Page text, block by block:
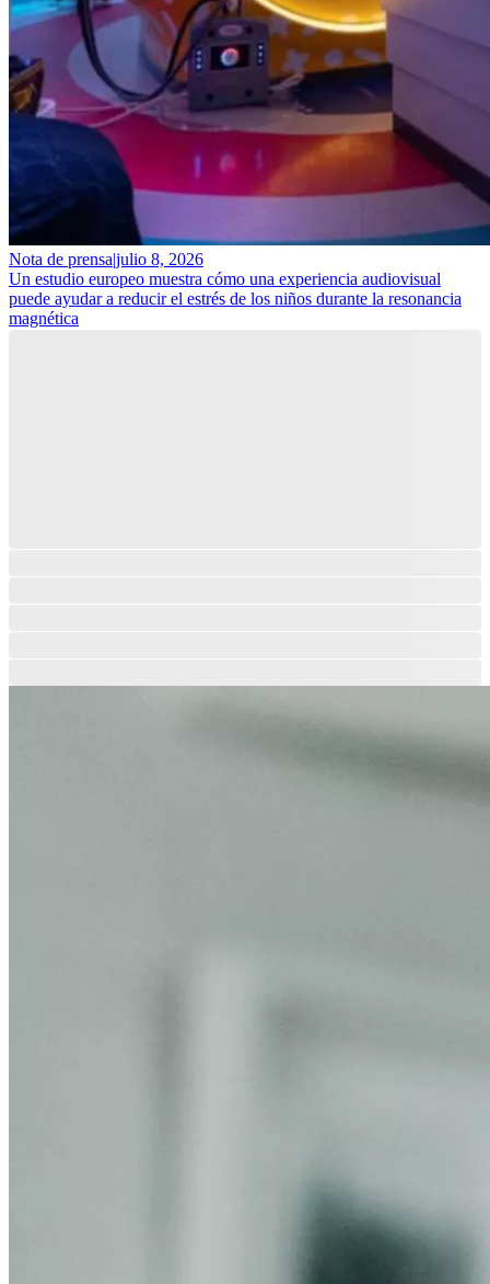
Nota de prensa|julio 8, 2026
Un estudio europeo muestra cómo una experiencia audiovisual
puede ayudar a reducir el estrés de los niños durante la resonancia
magnética